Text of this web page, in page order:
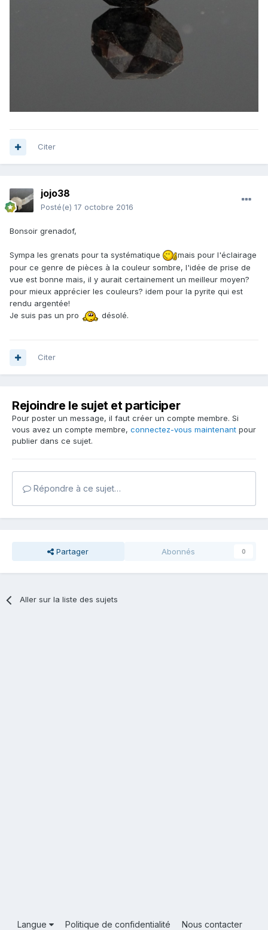
Citer
jojo38
Posté(e) 17 octobre 2016
Bonsoir grenadof,
Sympa les grenats pour ta systématique
mais pour l'éclairage
pour ce genre de pièces à la couleur sombre, l'idée de prise de
vue est bonne mais, il y aurait certainement un meilleur moyen?
pour mieux apprécier les couleurs? idem pour la pyrite qui est
rendu argentée!
Je suis pas un pro
désolé.
Citer
Rejoindre le sujet et participer
Pour poster un message, il faut créer un compte membre. Si
vous avez un compte membre, connectez-vous maintenant pour
publier dans ce sujet.
Répondre à ce sujet…
Partager Abonnés 0
Aller sur la liste des sujets
Langue Politique de confidentialité Nous contacter